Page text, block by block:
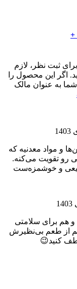
+
برای ثبت نظر، لازم
اگر این محصول را
شما به عنوان مالک
و مواد معدنیه که
رو تقویت می‌کنه.
و خوشمزه‌ست
برای سلامتی
از طعم بی‌نظیرش
کنید😉